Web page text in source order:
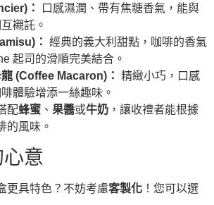
：
口感濕潤、帶有焦糖香氣，能與
襯託。
： 經典的義大利甜點，咖啡的香氣
起司的滑順完美結合。
(Coffee Macaron)： 精緻小巧，口感
體驗增添一絲趣味。
配蜂蜜 、 果醬或牛奶 ，讓收禮者能根據
的風味。
意
更具特色？不妨考慮客製化 ！您可以選